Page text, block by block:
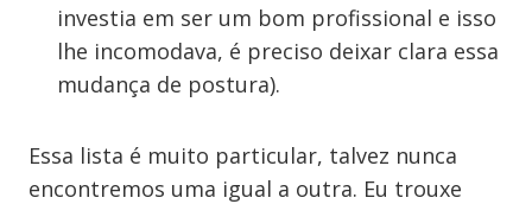
investia em ser um bom profissional e isso
lhe incomodava, é preciso deixar clara essa
mudança de postura).
Essa lista é muito particular, talvez nunca
encontremos uma igual a outra. Eu trouxe